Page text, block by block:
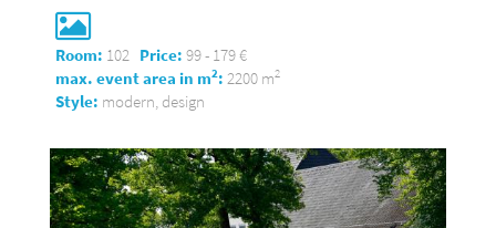
Room: 102 Price: 99 - 179 €
max. event area in m2: 2200 m2
Style: modern, design